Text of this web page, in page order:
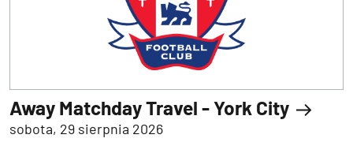
Away Matchday Travel - York City
sobota, 29 sierpnia 2026